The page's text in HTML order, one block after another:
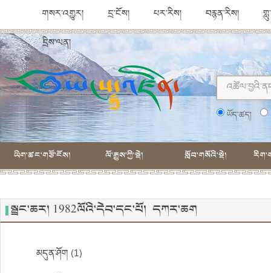
གསར་འགྱུར། དྲ་ངོས། པར་རིས། བརྙན་རིས།
དྲིས་ལན།
ཡོད་ཚད།
ཡིག་ཚང་གཙོ་ངོས། ལོ་རྒྱུས་ཀྱི་སྡེ། སློབ་གསོའི་སྡེ།
སྦྲང་ཆར། 1982ལོའི་དེབ་དང་པོ། དཀར་ཆག
མདུན་ཤོག (1)